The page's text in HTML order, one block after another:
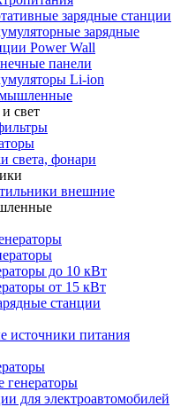
зарядные станции
зарядные
Power Wall
панели
Li-ion
свет
света, фонари
внешние
до 10 кВт
от 15 кВт
станции
источники питания
для электроавтомобилей